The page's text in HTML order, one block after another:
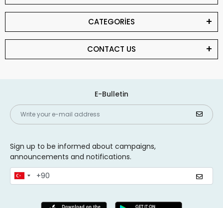
CATEGORİES
CONTACT US
E-Bulletin
Sign up to be informed about campaigns,
announcements and notifications.